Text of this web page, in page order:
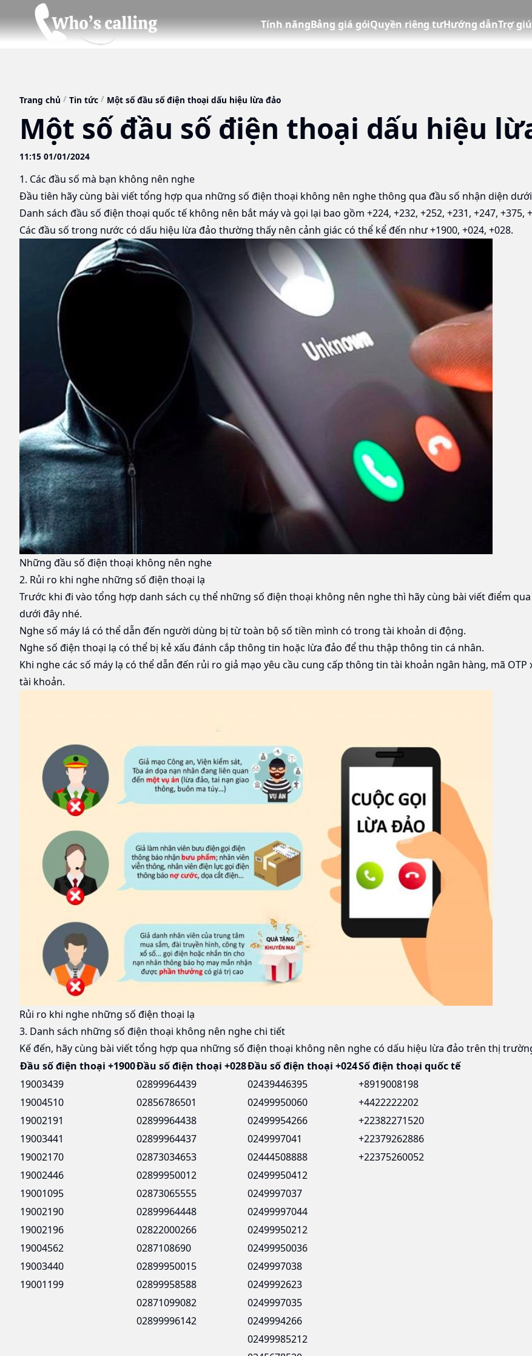
Tính năngBảng giá góiQuyền riêng tưHướng dẫnTrợ
Trang chủ Tin tức Một số đầu số điện thoại dấu hiệu lừa đảo
Một số đầu số điện thoại dấu hiệu
11:15 01/01/2024
1. Các đầu số mà bạn không nên nghe
Đầu tiên hãy cùng bài viết tổng hợp qua những số điện thoại không nên nghe thông qua đầu số nhận diện
Danh sách đầu số điện thoại quốc tế không nên bắt máy và gọi lại bao gồm +224, +232, +252, +231, +247, +375,
Các đầu số trong nước có dấu hiệu lừa đảo thường thấy nên cảnh giác có thể kể đến như +1900, +024, +028.
Những đầu số điện thoại không nên nghe
2. Rủi ro khi nghe những số điện thoại lạ
Trước khi đi vào tổng hợp danh sách cụ thể những số điện thoại không nên nghe thì hãy cùng bài viết điểm
dưới đây nhé.
Nghe số máy lá có thể dẫn đến người dùng bị từ toàn bộ số tiền mình có trong tài khoản di động.
Nghe số điện thoại lạ có thể bị kẻ xấu đánh cắp thông tin hoặc lừa đảo để thu thập thông tin cá nhân.
Khi nghe các số máy lạ có thể dẫn đến rủi ro giả mạo yêu cầu cung cấp thông tin tài khoản ngân hàng, mã OTP
tài khoản.
Rủi ro khi nghe những số điện thoại lạ
3. Danh sách những số điện thoại không nên nghe chi tiết
Kế đến, hãy cùng bài viết tổng hợp qua những số điện thoại không nên nghe có dấu hiệu lừa đảo trên thị
Đầu số điện thoại +1900Đầu số điện thoại +028Đầu số điện thoại +024Số điện thoại quốc tế
19003439
02899964439 02439446395
+8919008198
19004510
02856786501 02499950060
+4422222202
19002191
02899964438 02499954266
+22382271520
19003441
02899964437 0249997041
+22379262886
19002170
02873034653 02444508888
+22375260052
19002446
02899950012
02499950412
19001095
02873065555
0249997037
19002190
02899964448
02499997044
19002196
02822000266
02499950212
19004562
0287108690
02499950036
19003440
02899950015
0249997038
19001199
02899958588
0249992623
02871099082
0249997035
02899996142
0249994266
02499985212